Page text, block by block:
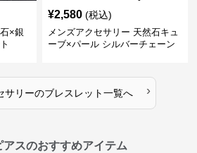
×銀
¥2,580 (税込)
メンズアクセサリー 天然石キュ
ーブ×パール シルバーチェーン
サリーのブレスレット一覧へ ›
スのおすすめアイテム